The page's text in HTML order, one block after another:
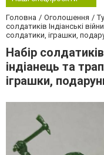
Головна Оголошення
солдатиків Індіанські
солдатики, іграшки,
Набір
індіанець та
іграшки,